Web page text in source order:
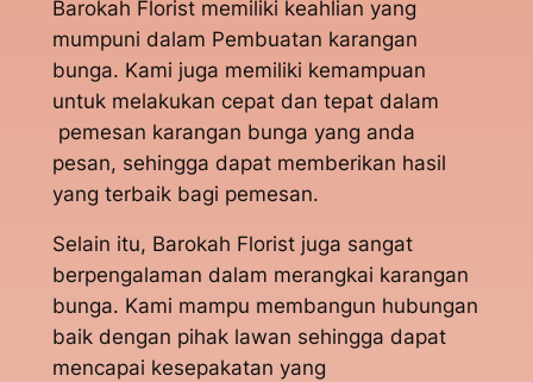
Barokah Florist memiliki keahlian yang
mumpuni dalam Pembuatan karangan
bunga. Kami juga memiliki kemampuan
untuk melakukan cepat dan tepat dalam
pemesan karangan bunga yang anda
pesan, sehingga dapat memberikan hasil
yang terbaik bagi pemesan.
Selain itu, Barokah Florist juga sangat
berpengalaman dalam merangkai karangan
bunga. Kami mampu membangun hubungan
baik dengan pihak lawan sehingga dapat
mencapai kesepakatan yang